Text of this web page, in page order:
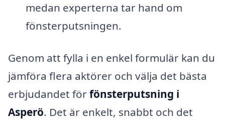
medan experterna tar hand om
fönsterputsningen.
Genom att fylla i en enkel formulär kan du
jämföra flera aktörer och välja det bästa
erbjudandet förfönsterputsning i
Asperö. Det är enkelt, snabbt och det